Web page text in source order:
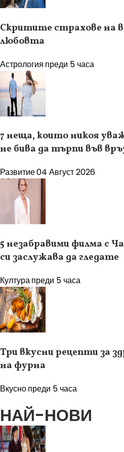
Скритите страхове на
любовта
Астрология преди 5 часа
7 неща, които никоя
не бива да търпи във
Развитие04 Август 2026
5 незабравими филма с
си заслужава да гледате
Културапреди 5 часа
Три вкусни рецепти за
на фурна
Вкуснопреди 5 часа
НАЙ-НОВИ